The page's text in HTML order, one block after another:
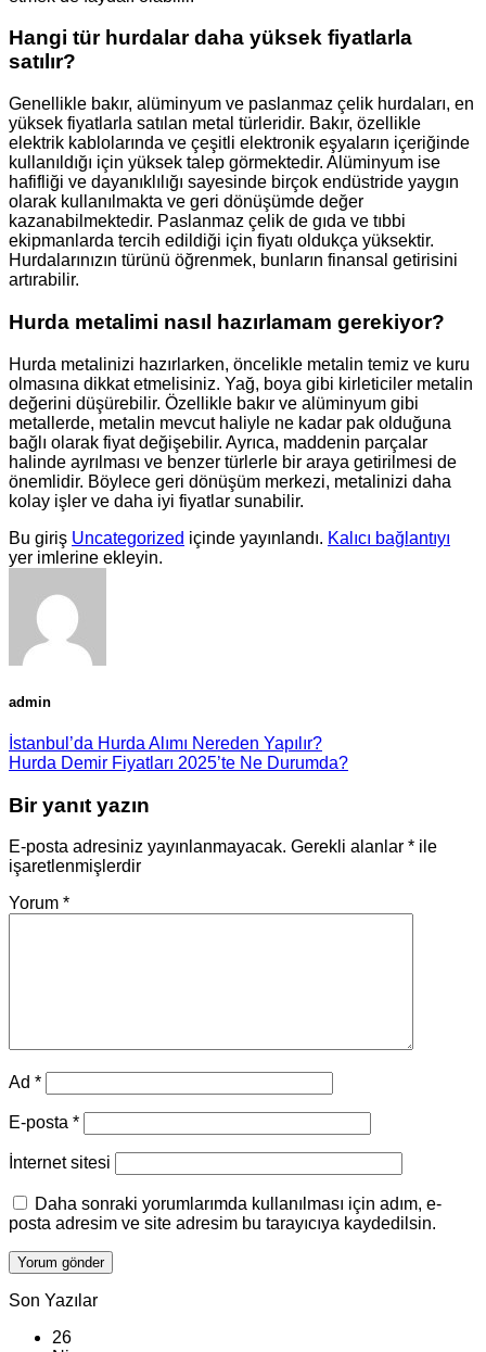
Hangi tür hurdalar daha yüksek fiyatlarla
satılır?
Genellikle bakır, alüminyum ve paslanmaz çelik hurdaları, en
yüksek fiyatlarla satılan metal türleridir. Bakır, özellikle
elektrik kablolarında ve çeşitli elektronik eşyaların içeriğinde
kullanıldığı için yüksek talep görmektedir. Alüminyum ise
hafifliği ve dayanıklılığı sayesinde birçok endüstride yaygın
olarak kullanılmakta ve geri dönüşümde değer
kazanabilmektedir. Paslanmaz çelik de gıda ve tıbbi
ekipmanlarda tercih edildiği için fiyatı oldukça yüksektir.
Hurdalarınızın türünü öğrenmek, bunların finansal getirisini
artırabilir.
Hurda metalimi nasıl hazırlamam gerekiyor?
Hurda metalinizi hazırlarken, öncelikle metalin temiz ve kuru
olmasına dikkat etmelisiniz. Yağ, boya gibi kirleticiler metalin
değerini düşürebilir. Özellikle bakır ve alüminyum gibi
metallerde, metalin mevcut haliyle ne kadar pak olduğuna
bağlı olarak fiyat değişebilir. Ayrıca, maddenin parçalar
halinde ayrılması ve benzer türlerle bir araya getirilmesi de
önemlidir. Böylece geri dönüşüm merkezi, metalinizi daha
kolay işler ve daha iyi fiyatlar sunabilir.
Bu giriş Uncategorized içinde yayınlandı. Kalıcı bağlantıyı
yer imlerine ekleyin.
admin
İstanbul’da Hurda Alımı Nereden Yapılır?
Hurda Demir Fiyatları 2025’te Ne Durumda?
Bir yanıt yazın
E-posta adresiniz yayınlanmayacak. Gerekli alanlar * ile
işaretlenmişlerdir
Yorum *
Ad *
E-posta *
İnternet sitesi
Daha sonraki yorumlarımda kullanılması için adım, e-
posta adresim ve site adresim bu tarayıcıya kaydedilsin.
Son Yazılar
26